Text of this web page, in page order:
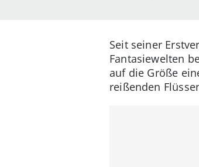
Seit seiner
Fantasiewelten
auf die Größe
reißenden